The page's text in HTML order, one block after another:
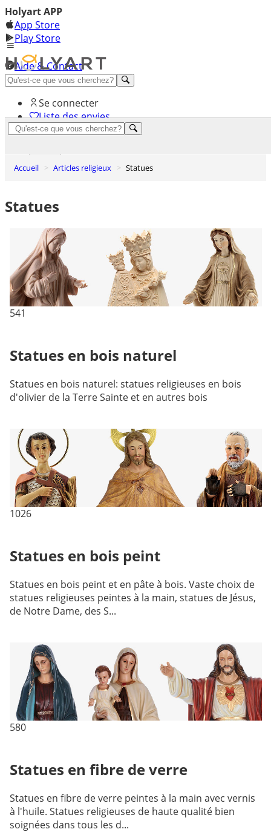
Holyart APP
App Store
Play Store
Aide & Contact
Découvrez Premium
Se connecter
Liste des envies
Accueil Articles religieux Statues
Statues
541
Statues en bois naturel
Statues en bois naturel: statues religieuses en bois
d'olivier de la Terre Sainte et en autres bois
1026
Statues en bois peint
Statues en bois peint et en pâte à bois. Vaste choix de
statues religieuses peintes à la main, statues de Jésus,
de Notre Dame, des S...
580
Statues en fibre de verre
Statues en fibre de verre peintes à la main avec vernis
à l'huile. Statues religieuses de haute qualité bien
soignées dans tous les d...